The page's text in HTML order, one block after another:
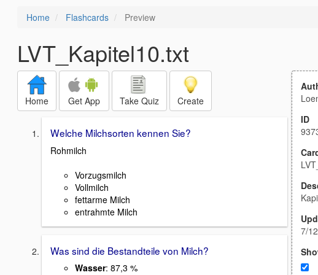
Home Flashcards Preview
LVT_Kapitel10.txt
Home Get App Take Quiz Create
Welche Milchsorten kennen Sie?
Rohmilch
Vorzugsmilch
Vollmilch
fettarme Milch
entrahmte Milch
Was sind die Bestandteile von Milch?
Wasser: 87,3 %
ID
7/